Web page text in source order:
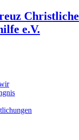
Christliche
e.V.